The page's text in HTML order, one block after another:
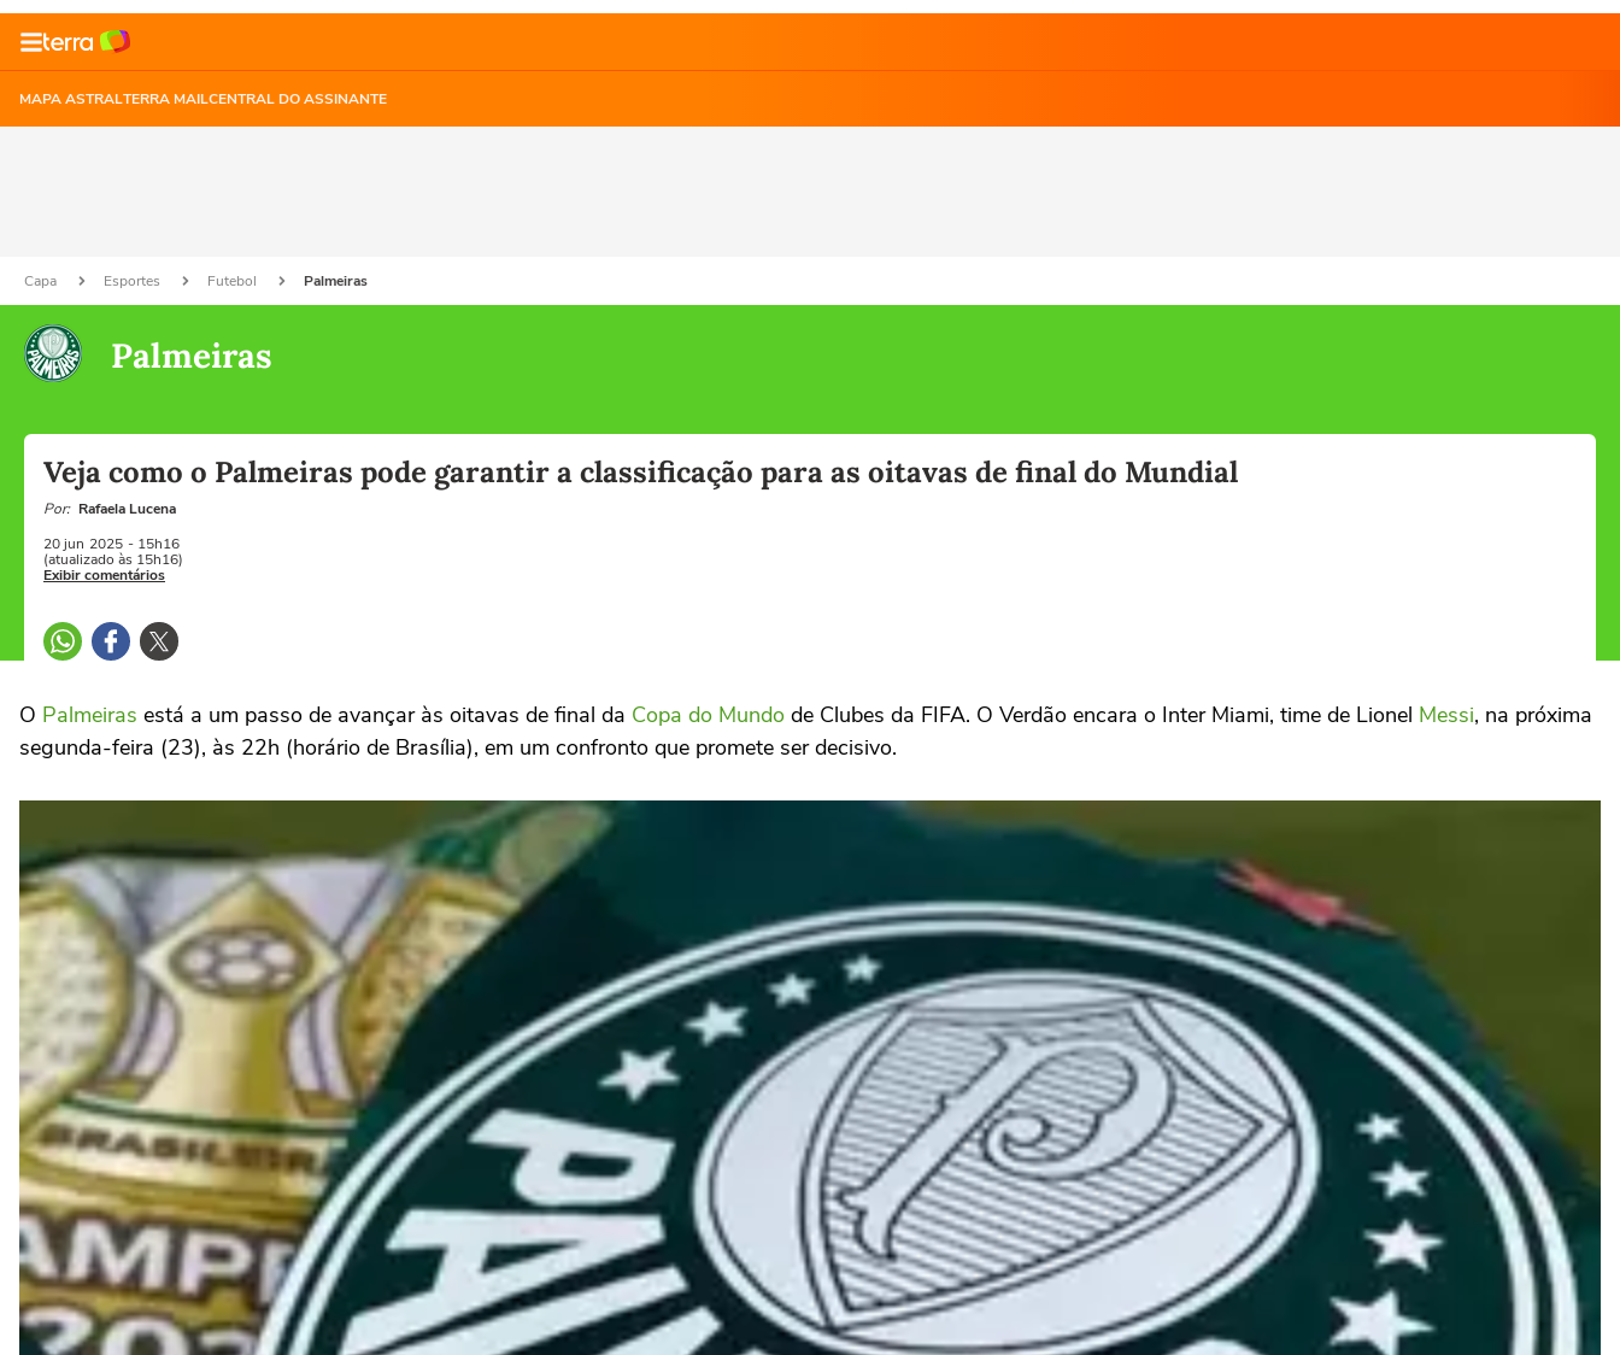
MAPA ASTRALTERRA MAILCENTRAL DO ASSINANTE
Capa Esportes Futebol Palmeiras
Palmeiras
Veja como o Palmeiras pode garantir a classificação para as oitavas de final do Mundial
Por: Rafaela Lucena
20 jun 2025 - 15h16
(atualizado às 15h16)
Exibir comentários
O Palmeiras está a um passo de avançar às oitavas de final da Copa do Mundo de Clubes da FIFA. O Verdão encara o Inter Miami, time de Lionel Messi, na próxima
segunda-feira (23), às 22h (horário de Brasília), em um confronto que promete ser decisivo.